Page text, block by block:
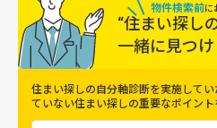
物件検索前に
“住まい探し
一緒に見つ
住まい探しの自分軸診断を実施してい
ていない住まい探しの重要なポイント